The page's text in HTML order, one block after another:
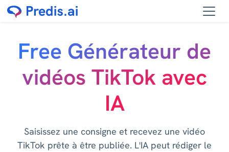
Free Générateur de
vidéos TikTok avec
IA
Saisissez une consigne et recevez une vidéo
TikTok prête à être publiée. L'IA peut rédiger le